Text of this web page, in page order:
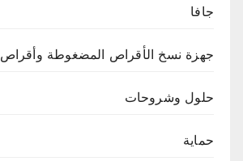
جافا
جهزة نسخ الأقراص المضغوطة وأقراص DVD
حلول وشروحات
حماية